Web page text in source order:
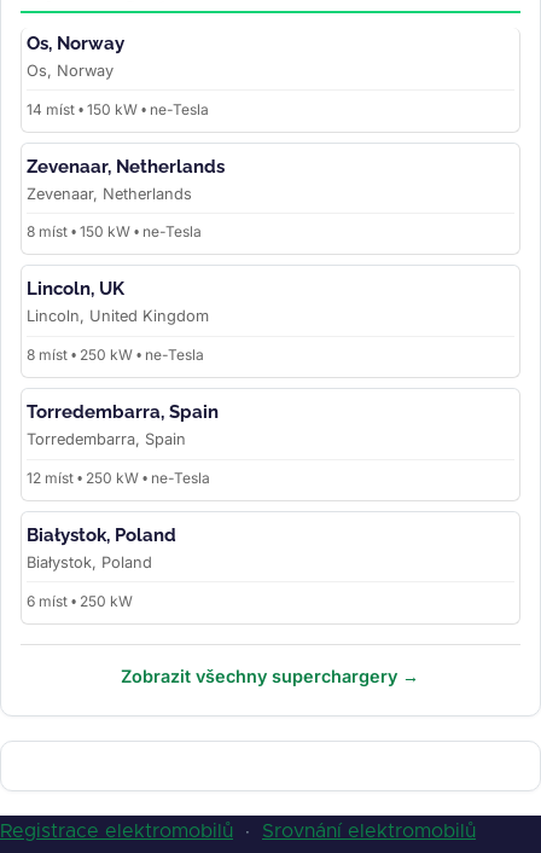
Os, Norway
Os, Norway
14 míst • 150 kW • ne-Tesla
Zevenaar, Netherlands
Zevenaar, Netherlands
8 míst • 150 kW • ne-Tesla
Lincoln, UK
Lincoln, United Kingdom
8 míst • 250 kW • ne-Tesla
Torredembarra, Spain
Torredembarra, Spain
12 míst • 250 kW • ne-Tesla
Białystok, Poland
Białystok, Poland
6 míst • 250 kW
Zobrazit všechny superchargery →
Registrace elektromobilů · Srovnání elektromobilů